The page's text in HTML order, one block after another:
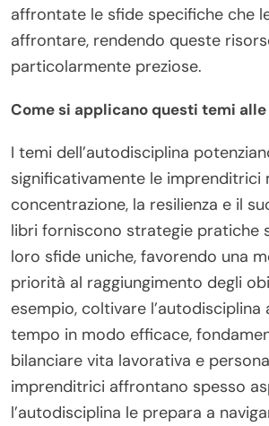
affrontate le sfide specifiche che
affrontare, rendendo queste
particolarmente preziose.
Come si applicano questi temi
I temi dell’autodisciplina
significativamente le imprenditrici
concentrazione, la resilienza e il
libri forniscono strategie pratiche
loro sfide uniche, favorendo una
priorità al raggiungimento degli
esempio, coltivare l’autodisciplina
tempo in modo efficace,
bilanciare vita lavorativa e
imprenditrici affrontano spesso
l’autodisciplina le prepara a